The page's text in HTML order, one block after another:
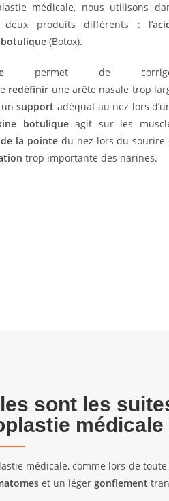
médicale, nous utilisons
produits différents : l’
(Botox).
permet de
redéfinir une arête nasale trop
unsupport adéquat au nez lors
botuliqueagit sur les
la pointe du nez lors du sourire
trop importante des narines.
sont les
médicale
médicale, comme lors de
et un léger gonflement